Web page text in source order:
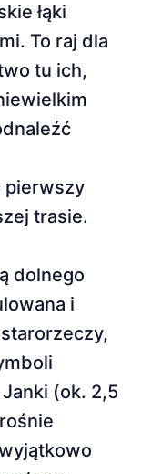
łąki
To raj dla
tu ich,
pierwszy
trasie.
dolnego
i
(ok. 2,5